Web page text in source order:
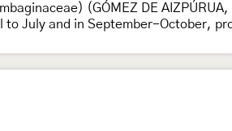
(GÓMEZ DE
July and in September-October,